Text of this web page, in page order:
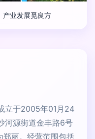
产业发展觅良方
立于2005年01月24
河源街道金丰路6号
郑丽。经营范围包括